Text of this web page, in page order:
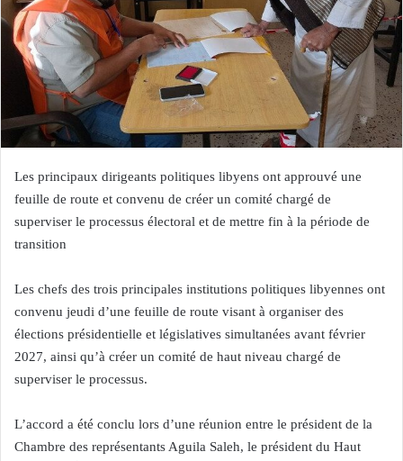
Les principaux dirigeants politiques libyens ont approuvé une
feuille de route et convenu de créer un comité chargé de
superviser le processus électoral et de mettre fin à la période de
transition
Les chefs des trois principales institutions politiques libyennes ont
convenu jeudi d’une feuille de route visant à organiser des
élections présidentielle et législatives simultanées avant février
2027, ainsi qu’à créer un comité de haut niveau chargé de
superviser le processus.
L’accord a été conclu lors d’une réunion entre le président de la
Chambre des représentants Aguila Saleh, le président du Haut